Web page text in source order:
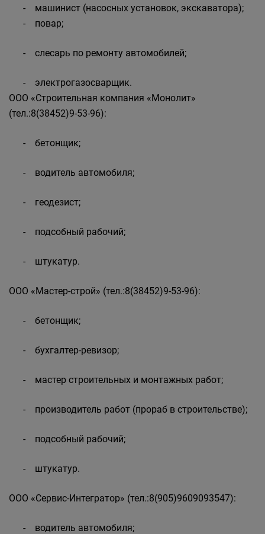
- машинист (насосных установок, экскаватора);
- повар;
- слесарь по ремонту автомобилей;
- электрогазосварщик.
ООО «Строительная компания «Монолит»
(тел.:8(38452)9-53-96):
- бетонщик;
- водитель автомобиля;
- геодезист;
- подсобный рабочий;
- штукатур.
ООО «Мастер-строй» (тел.:8(38452)9-53-96):
- бетонщик;
- бухгалтер-ревизор;
- мастер строительных и монтажных работ;
- производитель работ (прораб в строительстве);
- подсобный рабочий;
- штукатур.
ООО «Сервис-Интегратор» (тел.:8(905)9609093547):
- водитель автомобиля;